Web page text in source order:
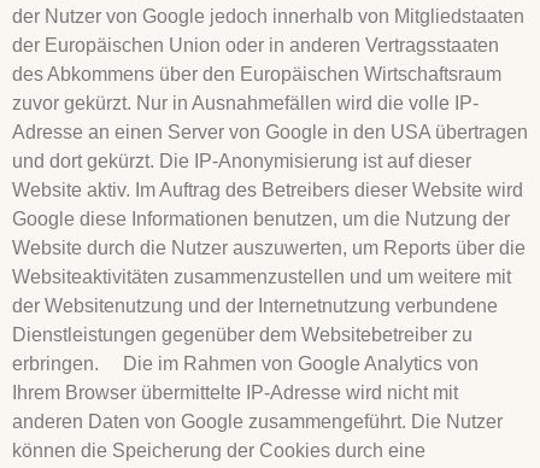
der Nutzer von Google jedoch innerhalb von Mitgliedstaaten
der Europäischen Union oder in anderen Vertragsstaaten
des Abkommens über den Europäischen Wirtschaftsraum
zuvor gekürzt. Nur in Ausnahmefällen wird die volle IP-
Adresse an einen Server von Google in den USA übertragen
und dort gekürzt. Die IP-Anonymisierung ist auf dieser
Website aktiv. Im Auftrag des Betreibers dieser Website wird
Google diese Informationen benutzen, um die Nutzung der
Website durch die Nutzer auszuwerten, um Reports über die
Websiteaktivitäten zusammenzustellen und um weitere mit
der Websitenutzung und der Internetnutzung verbundene
Dienstleistungen gegenüber dem Websitebetreiber zu
erbringen. Die im Rahmen von Google Analytics von
Ihrem Browser übermittelte IP-Adresse wird nicht mit
anderen Daten von Google zusammengeführt. Die Nutzer
können die Speicherung der Cookies durch eine